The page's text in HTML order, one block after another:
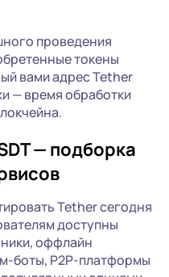
проведения
токены
вами адрес Tether
— время обработки
— подборка
Tether сегодня
доступны
оффлайн
боты, P2P-платформы